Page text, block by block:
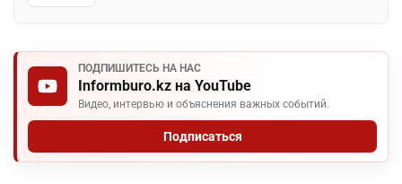
ПОДПИШИТЕСЬ НА НАС
Informburo.kz на YouTube
Видео, интервью и объяснения важных событий.
Подписаться